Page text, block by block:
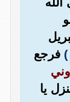
فرجع
يا